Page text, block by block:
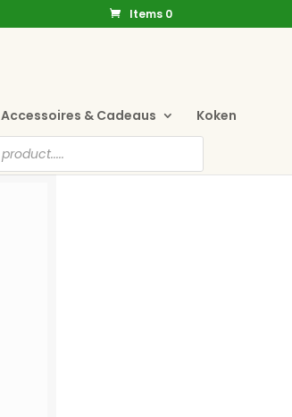
Items 0
Accessoires & Cadeaus Koken